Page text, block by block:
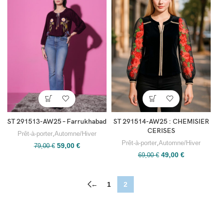
ST 291513-AW25 – Farrukhabad
Prêt-à-porter Automne/Hiver
79,00€ 59,00 €
ST 291514-AW25 : CHEMISIER
CERISES
Prêt-à-porter Automne/Hiver
69,00€ 49,00 €
← 1 2